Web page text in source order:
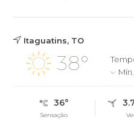
Itaguatins, TO
38°
Mín.
36°
Sensação